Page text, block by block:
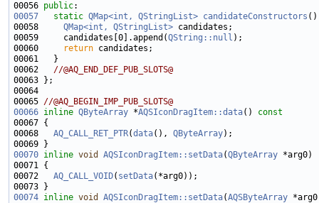
00056 public
00057
static QMap<int, QStringList> candidateConstructors
00058 QMap<int, QStringList>
00059     candidates[0].append(QString::null
00060
return
00062 //@AQ_END_DEF_PUB_SLOTS@
00065 //@AQ_BEGIN_IMP_PUB_SLOTS@
00066 inline QByteArray *AQSIconDragItem::data()
const
00067
00068 AQ_CALL_RET_PTR(data(), QByteArray
00070 inline void AQSIconDragItem::setData(QByteArray
00072 AQ_CALL_VOID( setData
00074 inline void AQSIconDragItem::setData(AQSByteArray